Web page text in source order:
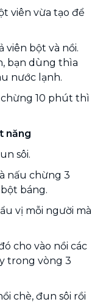
viên vừa tạo để
viên bột và nồi.
bạn dùng thìa
nước lạnh.
10 phút thì
năng
sôi.
nấu chừng 3
báng.
vị mỗi người mà
cho vào nồi các
trong vòng 3
chè, đun sôi rồi